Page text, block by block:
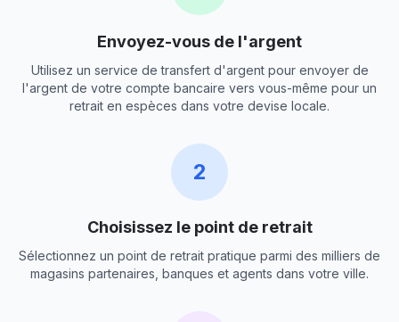
Envoyez-vous de l'argent
Utilisez un service de transfert d'argent pour envoyer de
l'argent de votre compte bancaire vers vous-même pour un
retrait en espèces dans votre devise locale.
2
Choisissez le point de retrait
Sélectionnez un point de retrait pratique parmi des milliers de
magasins partenaires, banques et agents dans votre ville.